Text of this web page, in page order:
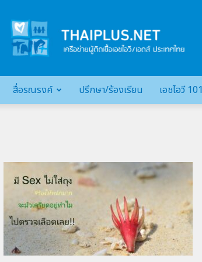
เครือ
ข่าย
ผู้
สื่อรณรงค์ ปรึกษา/ร้องเรียน เอชไอวี 101